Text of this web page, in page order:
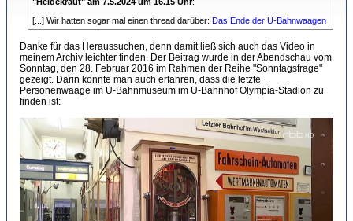
[...] Wir hatten sogar mal einen thread darüber: Das Ende der U-Bahnwaagen
Danke für das Heraussuchen, denn damit ließ sich auch das Video in
meinem Archiv leichter finden. Der Beitrag wurde in der Abendschau vom
Sonntag, den 28. Februar 2016 im Rahmen der Reihe "Sonntagsfrage"
gezeigt. Darin konnte man auch erfahren, dass die letzte
Personenwaage im U-Bahnmuseum im U-Bahnhof Olympia-Stadion zu
finden ist: